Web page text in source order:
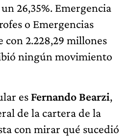
26,35%. Emergencia
o Emergencias
con 2.228,29 millones
ningún movimiento
es Fernando Bearzi,
de la cartera de la
con mirar qué sucedió